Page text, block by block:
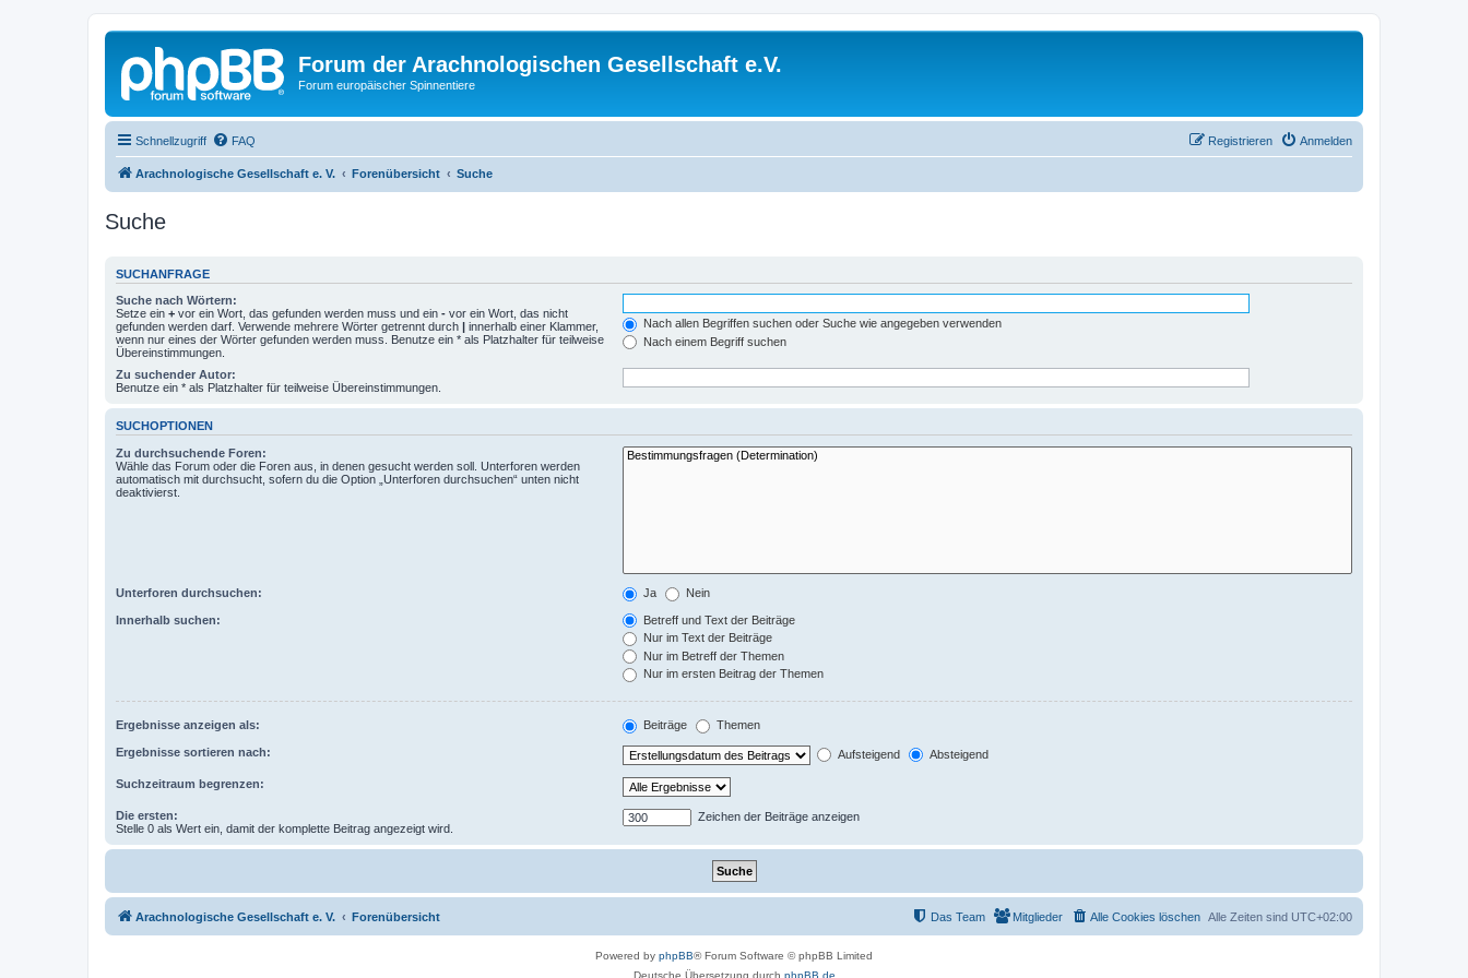
Forum der Arachnologischen Gesellschaft e.V.
Forum europäischer Spinnentiere
Schnellzugriff FAQ Anmelden
Registrieren
Arachnologische Gesellschaft e. V. Forenübersicht Suche
Suche
SUCHANFRAGE
Suche nach Wörtern:
Setze ein + vor ein Wort, das gefunden werden muss und ein - vor ein Wort, das nicht
gefunden werden darf. Verwende mehrere Wörter getrennt durch | innerhalb einer Klammer,
wenn nur eines der Wörter gefunden werden muss. Benutze ein * als Platzhalter für teilweise
Übereinstimmungen.
Nach allen Begriffen suchen oder Suche wie angegeben verwenden
Nach einem Begriff suchen
Zu suchender Autor:
Benutze ein * als Platzhalter für teilweise Übereinstimmungen.
SUCHOPTIONEN
Zu durchsuchende Foren:
Wähle das Forum oder die Foren aus, in denen gesucht werden soll. Unterforen werden
automatisch mit durchsucht, sofern du die Option „Unterforen durchsuchen“ unten nicht
deaktivierst.
Unterforen durchsuchen: Ja Nein
Innerhalb suchen:
Betreff und Text der Beiträge
Nur im Text der Beiträge
Nur im Betreff der Themen
Nur im ersten Beitrag der Themen
Ergebnisse anzeigen als: Beiträge Themen
Ergebnisse sortieren nach: Aufsteigend Absteigend
Suchzeitraum begrenzen:
Die ersten:
Stelle 0 als Wert ein, damit der komplette Beitrag angezeigt wird.
Zeichen der Beiträge anzeigen
Arachnologische Gesellschaft e. V. Forenübersicht Alle Zeiten sind UTC+02:00
Alle Cookies löschen
Mitglieder
Das Team
Powered by phpBB® Forum Software © phpBB Limited
Deutsche Übersetzung durch phpBB.de